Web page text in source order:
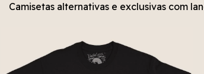
Camisetas alternativas e exclusivas com